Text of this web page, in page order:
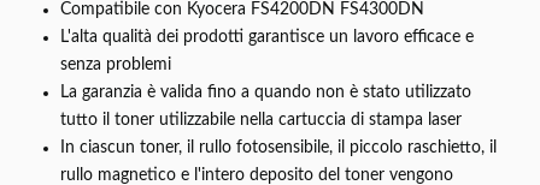
Compatibile con Kyocera FS4200DN FS4300DN
L'alta qualità dei prodotti garantisce un lavoro efficace e
senza problemi
La garanzia è valida fino a quando non è stato utilizzato
tutto il toner utilizzabile nella cartuccia di stampa laser
In ciascun toner, il rullo fotosensibile, il piccolo raschietto, il
rullo magnetico e l'intero deposito del toner vengono